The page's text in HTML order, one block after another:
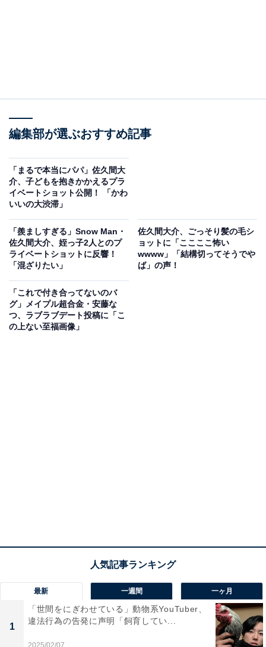
編集部が選ぶおすすめ記事
「まるで本当にパパ」佐久間大
介、子どもを抱きかかえるプラ
イベートショット公開！ 「かわ
いいの大渋滞」
「羨ましすぎる」Snow Man・
佐久間大介、姪っ子2人とのプ
ライベートショットに反響！
「混ざりたい」
佐久間大介、ごっそり髪の毛シ
ョットに「ここここ怖い
wwww」「結構切ってそうでや
ば」の声！
「これで付き合ってないのバ
グ」メイプル超合金・安藤な
つ、ラブラブデート投稿に「こ
の上ない至福画像」
最新 一週間 一ヶ月
1
「世間をにぎわせている」動物系YouTuber、
違法行為の告発に声明「飼育してい...